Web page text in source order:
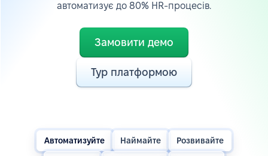
автоматизує до 80% HR-процесів.
Замовити демо
Тур платформою
Автоматизуйте Наймайте Розвивайте